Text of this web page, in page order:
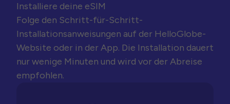
Installiere deine eSIM
Folge den Schritt-für-Schritt-
Installationsanweisungen auf der HelloGlobe-
Website oder in der App. Die Installation dauert
nur wenige Minuten und wird vor der Abreise
empfohlen.